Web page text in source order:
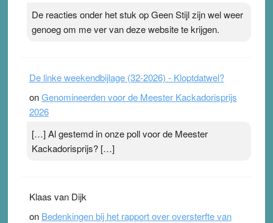
ademen’ kan goud waard zijn. Door…Lees meer
Pleisterplakkers in de topspsort ›[...]
De reacties onder het stuk op Geen Stijl zijn wel weer
genoeg om me ver van deze website te krijgen.
De linke weekendbijlage (32-2026) - Kloptdatwel?
onGenomineerden voor de Meester Kackadorisprijs
2026
[…] Al gestemd in onze poll voor de Meester
Kackadorisprijs? […]
Klaas van Dijk
on Bedenkingen bij het rapport over oversterfte van